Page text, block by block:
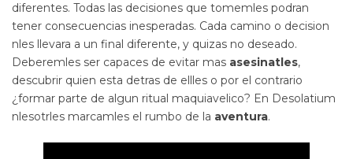
diferentes. Todas las decisiones que tomemles podran
tener consecuencias inesperadas. Cada camino o decision
nles llevara a un final diferente, y quizas no deseado.
Deberemles ser capaces de evitar mas asesinatles,
descubrir quien esta detras de ellles o por el contrario
¿formar parte de algun ritual maquiavelico? En Desolatium
nlesotrles marcamles el rumbo de la aventura.